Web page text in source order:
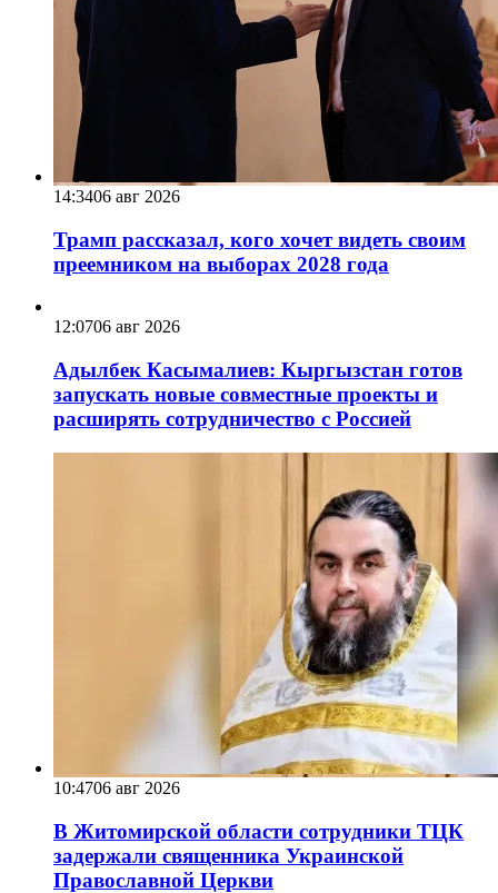
14:3406 авг 2026
Трамп рассказал, кого хочет видеть своим
преемником на выборах 2028 года
12:0706 авг 2026
Адылбек Касымалиев: Кыргызстан готов
запускать новые совместные проекты и
расширять сотрудничество с Россией
10:4706 авг 2026
В Житомирской области сотрудники ТЦК
задержали священника Украинской
Православной Церкви